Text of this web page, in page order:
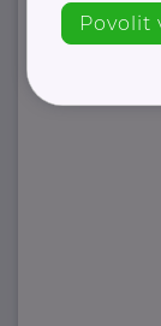
Povolit